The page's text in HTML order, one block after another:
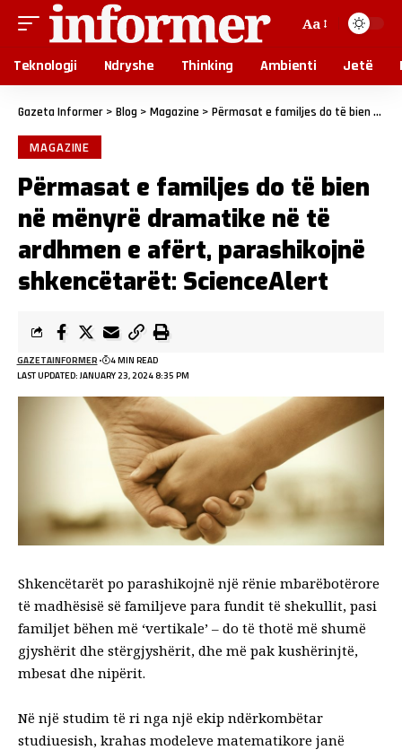
Aa
Teknologji Ndryshe Thinking Ambienti Jetë
Gazeta Informer > Blog > Magazine > Përmasat e familjes do të bien në mënyrë dramatike në të ardhmen e afërt, parashikojnë shkencëtarët: ScienceAlert
MAGAZINE
Përmasat e familjes do të bien
në mënyrë dramatike në të
ardhmen e afërt, parashikojnë
shkencëtarët: ScienceAlert
LAST UPDATED: JANUARY 23, 2024 8:35 PM
GAZETAINFORMER 4 MIN READ
Shkencëtarët po parashikojnë një rënie mbarëbotërore
të madhësisë së familjeve para fundit të shekullit, pasi
familjet bëhen më ‘vertikale’ – do të thotë më shumë
gjyshërit dhe stërgjyshërit, dhe më pak kushërinjtë,
mbesat dhe nipërit.
Në një studim të ri nga një ekip ndërkombëtar
studiuesish, krahas modeleve matematikore janë